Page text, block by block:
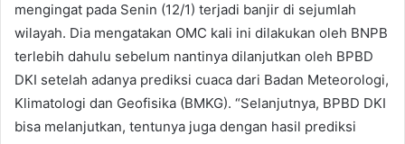
mengingat pada Senin (12/1) terjadi banjir di sejumlah
wilayah. Dia mengatakan OMC kali ini dilakukan oleh BNPB
terlebih dahulu sebelum nantinya dilanjutkan oleh BPBD
DKI setelah adanya prediksi cuaca dari Badan Meteorologi,
Klimatologi dan Geofisika (BMKG). “Selanjutnya, BPBD DKI
bisa melanjutkan, tentunya juga dengan hasil prediksi